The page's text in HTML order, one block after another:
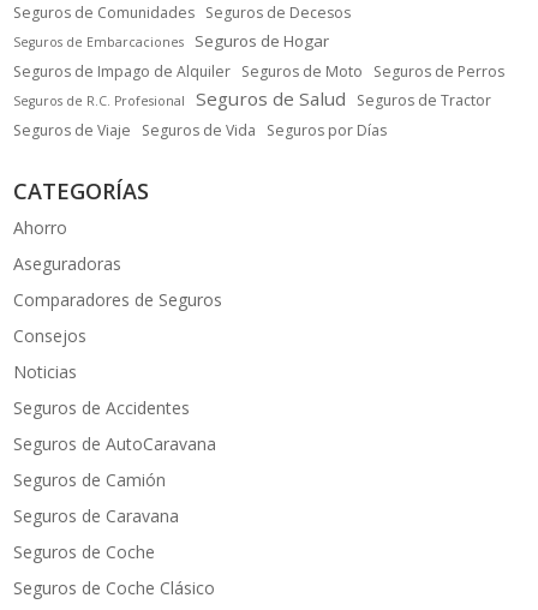
Seguros de Comunidades Seguros de Decesos
Seguros de Embarcaciones Seguros de Hogar
Seguros de Impago de Alquiler Seguros de Moto Seguros de Perros
Seguros de R.C. Profesional Seguros de Salud
Seguros de Tractor
Seguros de Viaje
Seguros de Vida Seguros por Días
CATEGORÍAS
Ahorro
Aseguradoras
Comparadores de Seguros
Consejos
Noticias
Seguros de Accidentes
Seguros de AutoCaravana
Seguros de Camión
Seguros de Caravana
Seguros de Coche
Seguros de Coche Clásico